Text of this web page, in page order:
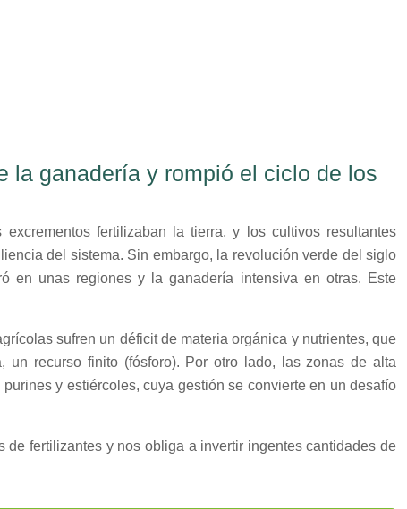
la ganadería y rompió el ciclo de los
fertilizaban la tierra, y los cultivos resultantes
del sistema. Sin embargo, la revolución verde del siglo
en unas regiones y la ganadería intensiva en otras. Este
sufren un déficit de materia orgánica y nutrientes, que
un recurso finito (fósforo). Por otro lado, las zonas de alta
y estiércoles, cuya gestión se convierte en un desafío
fertilizantes y nos obliga a invertir ingentes cantidades de